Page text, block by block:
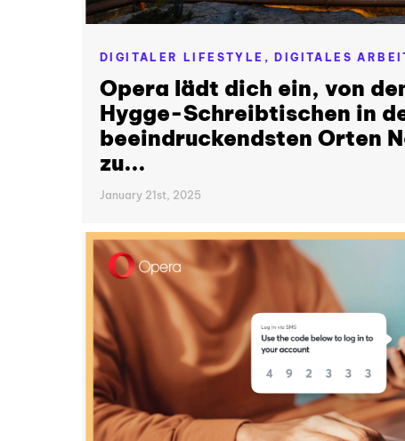
DIGITALER LIFESTYLE,DIGITALES
Opera lädt dich ein, von
Hygge-Schreibtischen in
beeindruckendsten Orten
zu...
January 21st, 2025